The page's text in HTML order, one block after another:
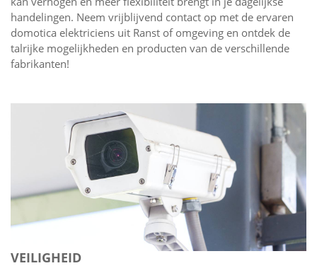
handelingen. Neem vrijblijvend contact op met de ervaren
domotica elektriciens uit Ranst of omgeving en ontdek de
talrijke mogelijkheden en producten van de verschillende
fabrikanten!
VEILIGHEID